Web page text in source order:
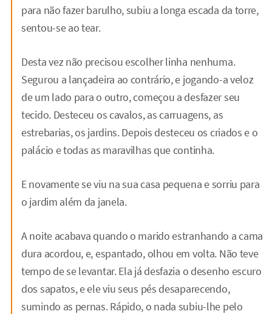
para não fazer barulho, subiu a longa escada da torre,
sentou-se ao tear.
Desta vez não precisou escolher linha nenhuma.
Segurou a lançadeira ao contrário, e jogando-a veloz
de um lado para o outro, começou a desfazer seu
tecido. Desteceu os cavalos, as carruagens, as
estrebarias, os jardins. Depois desteceu os criados e o
palácio e todas as maravilhas que continha.
E novamente se viu na sua casa pequena e sorriu para
o jardim além da janela.
A noite acabava quando o marido estranhando a cama
dura acordou, e, espantado, olhou em volta. Não teve
tempo de se levantar. Ela já desfazia o desenho escuro
dos sapatos, e ele viu seus pés desaparecendo,
sumindo as pernas. Rápido, o nada subiu-lhe pelo